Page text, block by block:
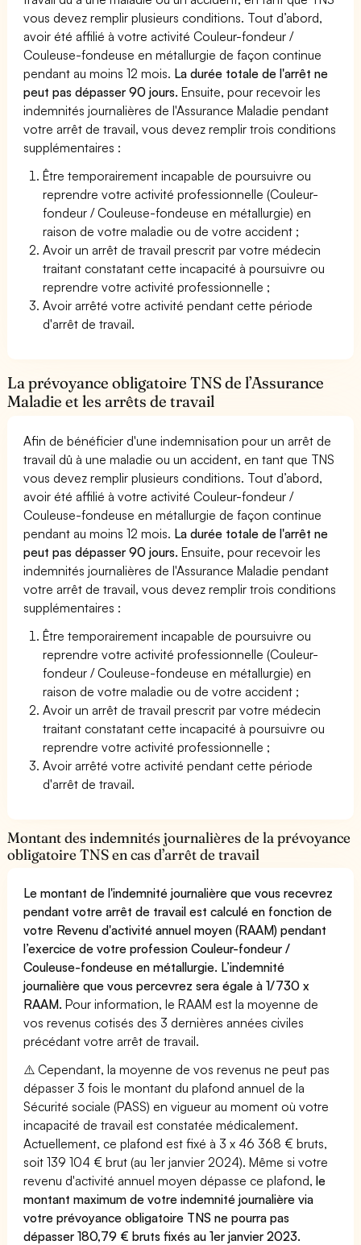
vous devez remplir plusieurs conditions. Tout d’abord,
avoir été affilié à votre activité Couleur-fondeur /
Couleuse-fondeuse en métallurgie de façon continue
pendant au moins 12 mois. La durée totale de l'arrêt ne
peut pas dépasser 90 jours. Ensuite, pour recevoir les
indemnités journalières de l'Assurance Maladie pendant
votre arrêt de travail, vous devez remplir trois conditions
supplémentaires :
Être temporairement incapable de poursuivre ou
reprendre votre activité professionnelle (Couleur-
fondeur / Couleuse-fondeuse en métallurgie) en
raison de votre maladie ou de votre accident ;
Avoir un arrêt de travail prescrit par votre médecin
traitant constatant cette incapacité à poursuivre ou
reprendre votre activité professionnelle ;
Avoir arrêté votre activité pendant cette période
d'arrêt de travail.
La prévoyance obligatoire TNS de l’Assurance
Maladie et les arrêts de travail
Afin de bénéficier d'une indemnisation pour un arrêt de
travail dû à une maladie ou un accident, en tant que TNS
vous devez remplir plusieurs conditions. Tout d’abord,
avoir été affilié à votre activité Couleur-fondeur /
Couleuse-fondeuse en métallurgie de façon continue
pendant au moins 12 mois. La durée totale de l'arrêt ne
peut pas dépasser 90 jours. Ensuite, pour recevoir les
indemnités journalières de l'Assurance Maladie pendant
votre arrêt de travail, vous devez remplir trois conditions
supplémentaires :
Être temporairement incapable de poursuivre ou
reprendre votre activité professionnelle (Couleur-
fondeur / Couleuse-fondeuse en métallurgie) en
raison de votre maladie ou de votre accident ;
Avoir un arrêt de travail prescrit par votre médecin
traitant constatant cette incapacité à poursuivre ou
reprendre votre activité professionnelle ;
Avoir arrêté votre activité pendant cette période
d'arrêt de travail.
Montant des indemnités journalières de la prévoyance
obligatoire TNS en cas d’arrêt de travail
Le montant de l'indemnité journalière que vous recevrez
pendant votre arrêt de travail est calculé en fonction de
votre Revenu d'activité annuel moyen (RAAM) pendant
l’exercice de votre profession Couleur-fondeur /
Couleuse-fondeuse en métallurgie. L’indemnité
journalière que vous percevrez sera égale à 1/730 x
RAAM. Pour information, le RAAM est la moyenne de
vos revenus cotisés des 3 dernières années civiles
précédant votre arrêt de travail.
⚠️ Cependant, la moyenne de vos revenus ne peut pas
dépasser 3 fois le montant du plafond annuel de la
Sécurité sociale (PASS) en vigueur au moment où votre
incapacité de travail est constatée médicalement.
Actuellement, ce plafond est fixé à 3 x 46 368 € bruts,
soit 139 104 € brut (au 1er janvier 2024). Même si votre
revenu d'activité annuel moyen dépasse ce plafond,le
montant maximum de votre indemnité journalière via
votre prévoyance obligatoire TNS ne pourra pas
dépasser 180,79 € bruts fixés au 1er janvier 2023.